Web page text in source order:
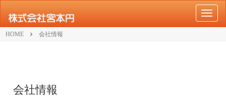
M
E
HOME 会社情報
会社情報